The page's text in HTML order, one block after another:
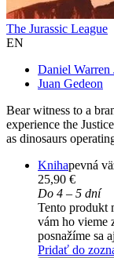
The Jurassic League
EN
Daniel Warren
Juan Gedeon
Bear witness to a
experience the
as dinosaurs
Knihapevná
25,90 €
Do 4 – 5 dní
Tento produkt
vám ho vieme
posnažíme sa
Pridať do